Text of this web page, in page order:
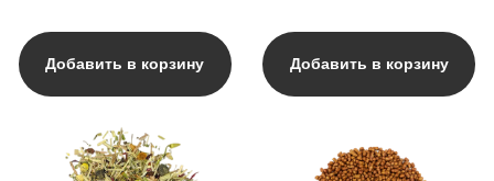
Добавить в корзину